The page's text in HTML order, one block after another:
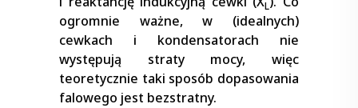
L
ogromnie ważne, w (idealnych)
cewkach i kondensatorach nie
występują straty mocy, więc
teoretycznie taki sposób dopasowania
falowego jest bezstratny.